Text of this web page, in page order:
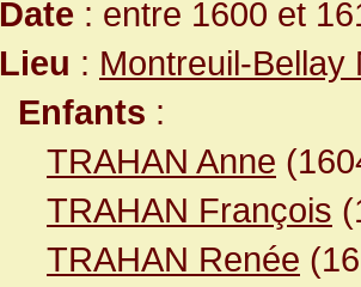
Date : entre 1600 et
Lieu : Montreuil-Bellay
Enfants :
TRAHAN Anne
TRAHAN François
TRAHAN Renée